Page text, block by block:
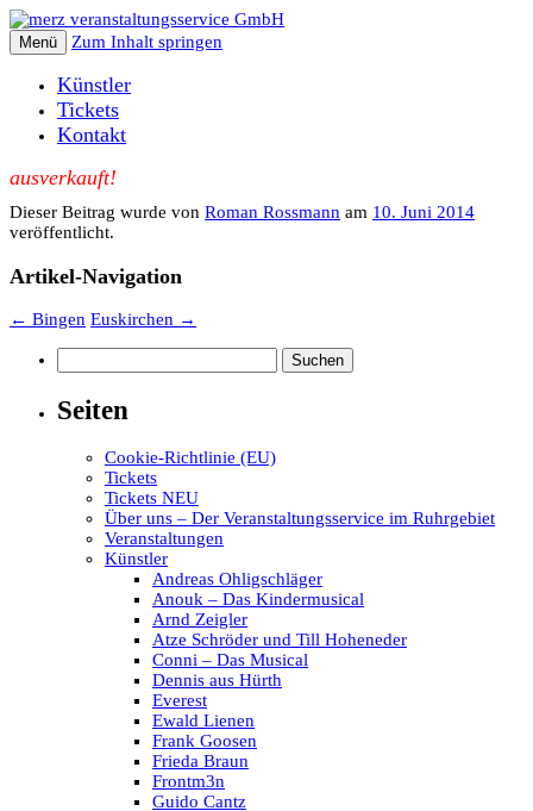
Menü Zum Inhalt springen
Künstler
Tickets
Kontakt
ausverkauft!
Dieser Beitrag wurde von Roman Rossmann am 10. Juni 2014
veröffentlicht.
Artikel-Navigation
← Bingen Euskirchen →
nach:
Seiten
Cookie-Richtlinie (EU)
Tickets
Tickets NEU
Über uns – Der Veranstaltungsservice im Ruhrgebiet
Veranstaltungen
Künstler
Andreas Ohligschläger
Anouk – Das Kindermusical
Arnd Zeigler
Atze Schröder und Till Hoheneder
Conni – Das Musical
Dennis aus Hürth
Everest
Ewald Lienen
Frank Goosen
Frieda Braun
Frontm3n
Guido Cantz